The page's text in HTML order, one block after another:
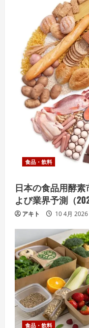
食品・飲料
日本の食品用酵
よび業界予測（
アキト 10 4月 2026
食品・飲料